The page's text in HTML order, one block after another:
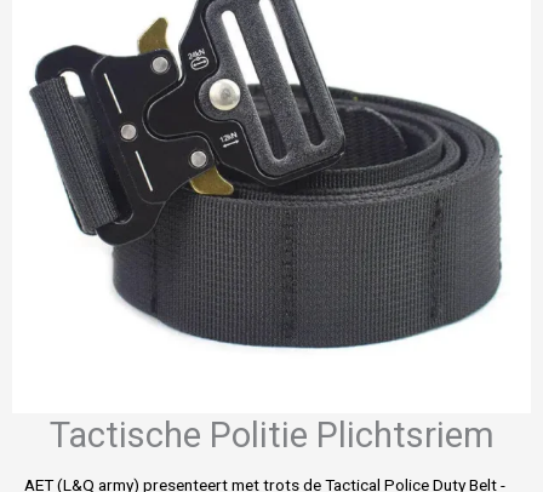
Tactische Politie Plichtsriem
AET (L&Q army) presenteert met trots de Tactical Police Duty Belt -